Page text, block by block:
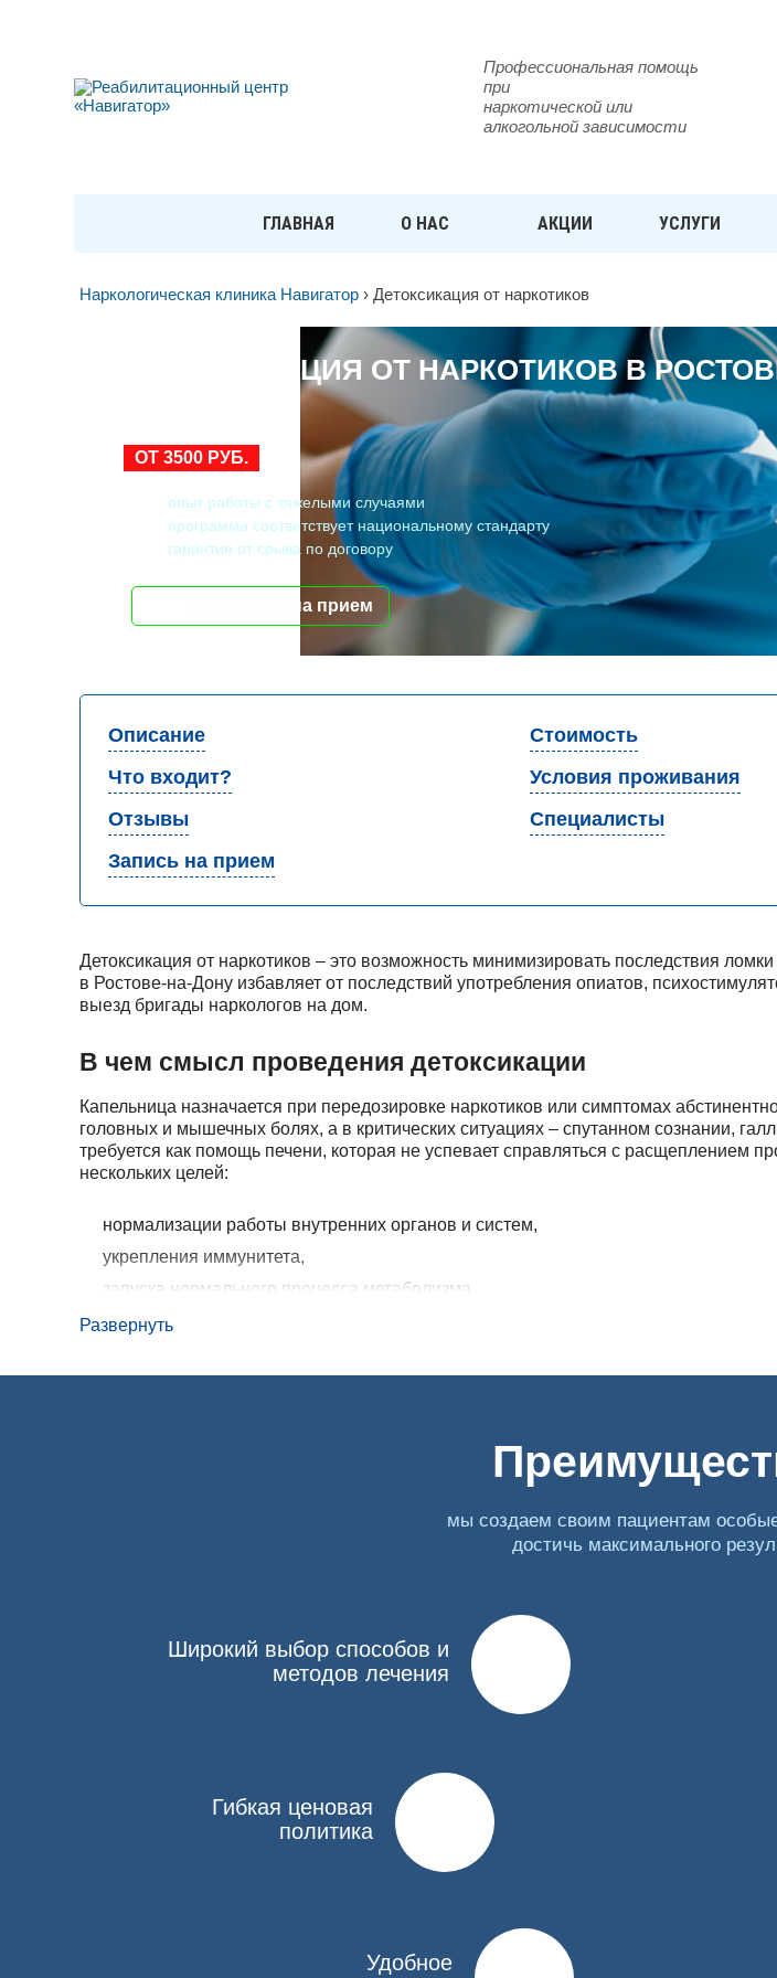
Профессиональная помощь
при
наркотической или
алкогольной зависимости
ГЛАВНАЯ О НАС АКЦИИ УСЛУГИ
Наркологическая клиника Навигатор › Детоксикация от наркотиков
ДЕТОКСИКАЦИЯ ОТ НАРКОТИКОВ В
ОТ 3500 РУБ.
опыт работы с тяжелыми случаями
программа соответствует национальному стандарту
гарантия от срыва по договору
записаться на прием
Описание Стоимость
Что входит?
Условия проживания
Отзывы
Специалисты
Запись на прием
Детоксикация от наркотиков – это возможность минимизировать последствия
в Ростове-на-Дону избавляет от последствий употребления опиатов,
выезд бригады наркологов на дом.
В чем смысл проведения детоксикации
Капельница назначается при передозировке наркотиков или симптомах
головных и мышечных болях, а в критических ситуациях – спутанном сознании,
требуется как помощь печени, которая не успевает справляться с расщеплением
нескольких целей:
нормализации работы внутренних органов и систем,
укрепления иммунитета,
запуска нормального процесса метаболизма,
восстановления сна, аппетита,
Варианты детоксикации при наркомании
Очищение организма от наркотических веществ выполняется после диагностики
выясняет стаж зависимости, тип употребляемых средств, выявляет хронические
Очищение организма от наркотиков предполагает применение нескольких методов
Инфузионный. Предполагает введение растворов и лекарств, нейтрализующих
Аппаратный. Специальные приборы быстро очищают кровь от наркотиков и
или передозировке. Суть в том, что наркоман не испытывает мучительных болей
сниматься благодаря процедуре УБОД.
Метод выбирает нарколог после того, как оценит состояние пациента, уточнит
Детоксикация организма от наркотиков организуется под контролем бригады
варианте она состоит из следующих препаратов:
Развернуть
мы создаем своим пациентам
достичь максимального
Широкий выбор способов и
методов лечения
Гибкая ценовая
политика
Удобное